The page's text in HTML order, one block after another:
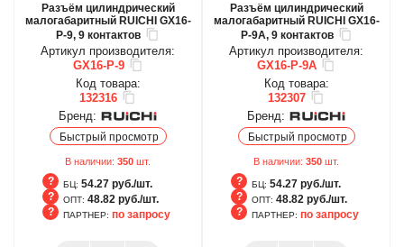
Разъём цилиндрический
малогабаритный RUICHI GX16-
P-9, 9 контактов
Артикул производителя:
GX16-P-9
Код товара:
132316
Бренд:
Быстрый просмотр
В наличии: 350 шт.
БЦ: 54.27 руб./шт.
ОПТ: 48.82 руб./шт.
ПАРТНЕР: по запросу
Разъём цилиндрический
малогабаритный RUICHI GX16-
P-9A, 9 контактов
Артикул производителя:
GX16-P-9A
Код товара:
132307
Бренд:
Быстрый просмотр
В наличии: 350 шт.
БЦ: 54.27 руб./шт.
ОПТ: 48.82 руб./шт.
ПАРТНЕР: по запросу